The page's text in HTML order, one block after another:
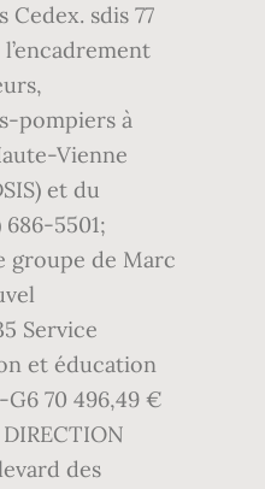
Cedex. sdis 77
pompiers à
Vienne
et du
5501;
groupe de Marc
Service
et éducation
G6 70 496,49 €
des